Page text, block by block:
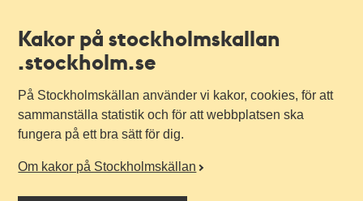
Kakor på stockholmskallan
.stockholm.se
På Stockholmskällan använder vi kakor, cookies, för att
sammanställa statistik och för att webbplatsen ska
fungera på ett bra sätt för dig.
Om kakor på Stockholmskällan